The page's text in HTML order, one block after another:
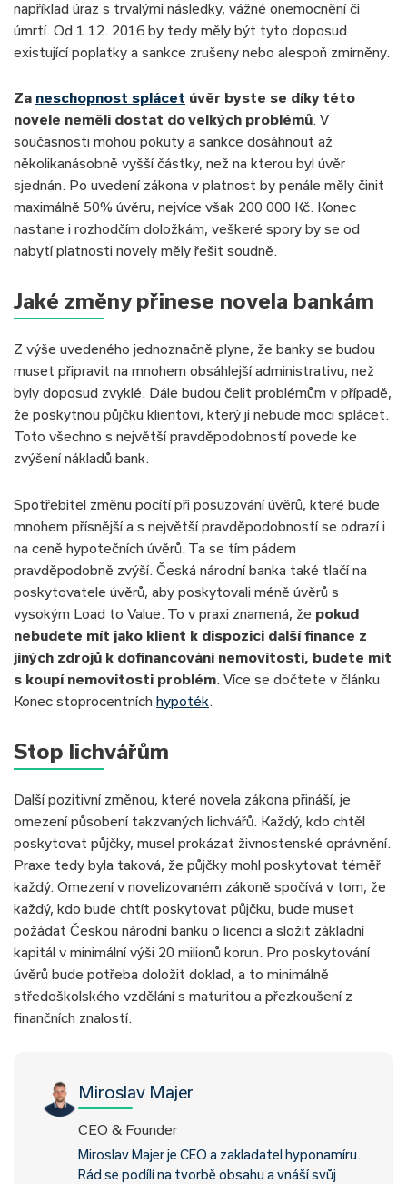
například úraz s trvalými následky, vážné onemocnění či
úmrtí. Od 1.12. 2016 by tedy měly být tyto doposud
existující poplatky a sankce zrušeny nebo alespoň zmírněny.
Za neschopnost splácet úvěr byste se díky této
novele neměli dostat do velkých problémů. V
současnosti mohou pokuty a sankce dosáhnout až
několikanásobně vyšší částky, než na kterou byl úvěr
sjednán. Po uvedení zákona v platnost by penále měly činit
maximálně 50% úvěru, nejvíce však 200 000 Kč. Konec
nastane i rozhodčím doložkám, veškeré spory by se od
nabytí platnosti novely měly řešit soudně.
Jaké změny přinese novela bankám
Z výše uvedeného jednoznačně plyne, že banky se budou
muset připravit na mnohem obsáhlejší administrativu, než
byly doposud zvyklé. Dále budou čelit problémům v případě,
že poskytnou půjčku klientovi, který jí nebude moci splácet.
Toto všechno s největší pravděpodobností povede ke
zvýšení nákladů bank.
Spotřebitel změnu pocítí při posuzování úvěrů, které bude
mnohem přísnější a s největší pravděpodobností se odrazí i
na ceně hypotečních úvěrů. Ta se tím pádem
pravděpodobně zvýší. Česká národní banka také tlačí na
poskytovatele úvěrů, aby poskytovali méně úvěrů s
vysokým Load to Value. To v praxi znamená, že pokud
nebudete mít jako klient k dispozici další finance z
jiných zdrojů k dofinancování nemovitosti, budete mít
s koupí nemovitosti problém. Více se dočtete v článku
Konec stoprocentních hypoték.
Stop lichvářům
Další pozitivní změnou, které novela zákona přináší, je
omezení působení takzvaných lichvářů. Každý, kdo chtěl
poskytovat půjčky, musel prokázat živnostenské oprávnění.
Praxe tedy byla taková, že půjčky mohl poskytovat téměř
každý. Omezení v novelizovaném zákoně spočívá v tom, že
každý, kdo bude chtít poskytovat půjčku, bude muset
požádat Českou národní banku o licenci a složit základní
kapitál v minimální výši 20 milionů korun. Pro poskytování
úvěrů bude potřeba doložit doklad, a to minimálně
středoškolského vzdělání s maturitou a přezkoušení z
finančních znalostí.
Miroslav Majer
CEO & Founder
Miroslav Majer je CEO a zakladatel hyponamíru.
Rád se podílí na tvorbě obsahu a vnáší svůj